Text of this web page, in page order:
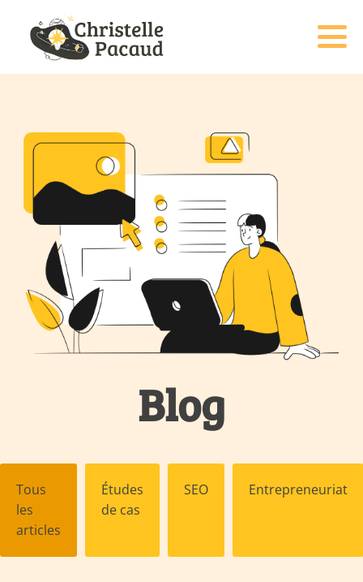
Blog
Tous
les
articles
Études
de cas
SEO Entrepreneuriat